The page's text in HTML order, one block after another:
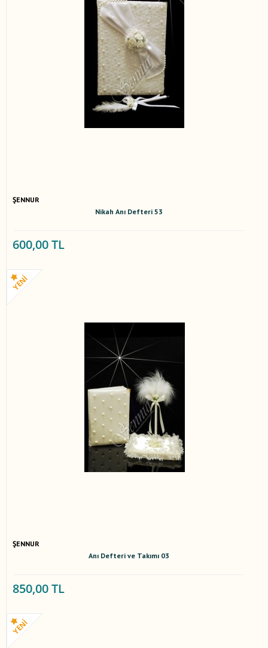
ŞENNUR
Nikah Anı Defteri 53
600,00 TL
ŞENNUR
Anı Defteri ve Takımı 03
850,00 TL